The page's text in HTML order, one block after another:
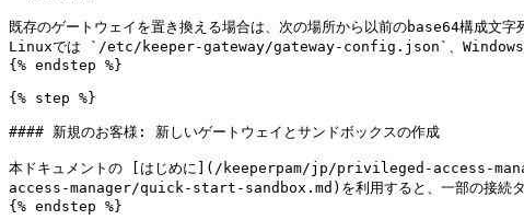
既存のゲートウェイを置き換える場合は、次の場所から以前のbase64構成文字
Linuxでは `/etc/keeper-gateway/gateway-config.json`、
{% endstep %}
{% step %}
#### 新規のお客様: 新しいゲートウェイとサンドボックスの作成
本ドキュメントの [はじめに](/keeperpam/jp/privileged-access-
access-manager/quick-start-sandbox.md)を利用すると、一部の接続タイ
{% endstep %}